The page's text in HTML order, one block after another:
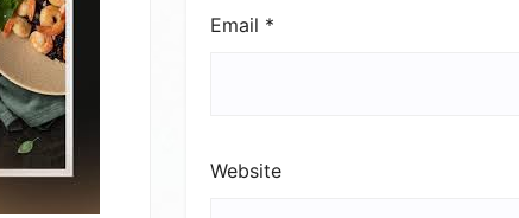
Email *
Website